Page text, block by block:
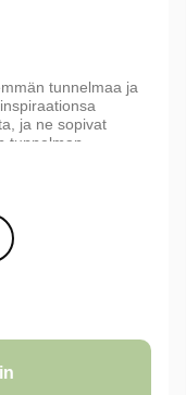
tunnelmaa ja
ja ne sopivat
tunnelman
kolmessa